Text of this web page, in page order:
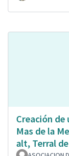
Creación de
Mas de la
alt, Terral